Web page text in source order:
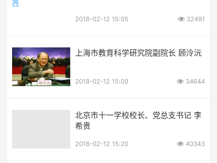
2018-02-12 15:05 32491
上海市教育科学研究院副院长 顾泠沅
2018-02-12 15:09 34644
北京市十一学校校长、党总支书记 李
希贵
2018-02-12 15:20 40343